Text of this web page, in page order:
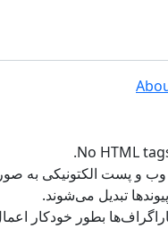
No HTML
و پست الکتونیکی به صورت
تبدیل می‌شوند.
بطور خودکار اعمال